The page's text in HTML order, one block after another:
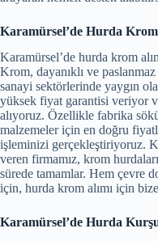
Karamürsel’de Hurda Krom
Karamürsel’de hurda krom
Krom, dayanıklı ve
sanayi sektörlerinde yaygın
yüksek fiyat garantisi veriyor
alıyoruz. Özellikle fabrika
malzemeler için en doğru
işleminizi gerçekleştiriyoruz.
veren firmamız, krom
sürede tamamlar. Hem çevre
için, hurda krom alımı için
Karamürsel’de Hurda